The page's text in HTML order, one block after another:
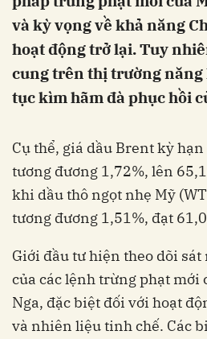
và kỳ vọng về khả năng
hoạt động trở lại. Tuy
cung trên thị trường năng
tục kìm hãm đà phục hồi
Cụ thể, giá dầu Brent kỳ hạn
tương đương 1,72%, lên
khi dầu thô ngọt nhẹ Mỹ
tương đương 1,51%, đạt
Giới đầu tư hiện theo dõi
của các lệnh trừng phạt mới
Nga, đặc biệt đối với hoạt
và nhiên liệu tinh chế. Các